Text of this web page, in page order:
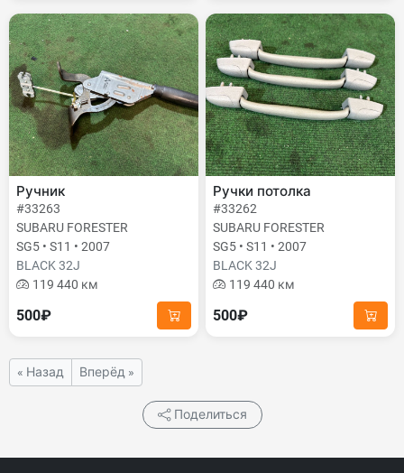
Ручник
#33263
SUBARU FORESTER
SG5 • S11 • 2007
BLACK 32J
119 440 км
500₽
Ручки потолка
#33262
SUBARU FORESTER
SG5 • S11 • 2007
BLACK 32J
119 440 км
500₽
« Назад Вперёд »
Поделиться